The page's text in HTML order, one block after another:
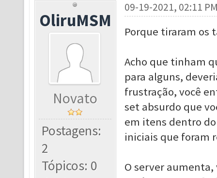
OliruMSM
Novato
Postagens:
2
Tópicos: 0
09-19-2021, 02:11
Porque tiraram os
Acho que tinham
para alguns,
frustração, você
set absurdo que
em itens dentro
iniciais que foram
O server aumenta,